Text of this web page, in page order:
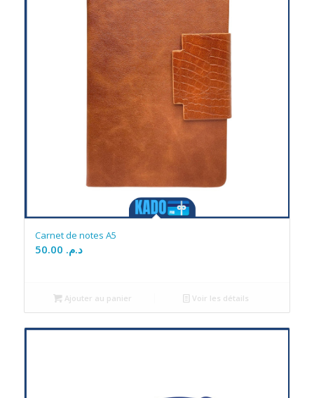
Carnet de notes A5
د.م.
Ajouter au panier Voir les détails